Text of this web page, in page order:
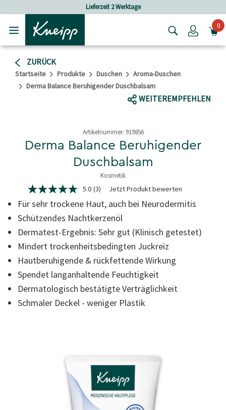
Lieferzeit 2 Werktage
Login0
ZURÜCK
Startseite Produkte Duschen
Aroma-Duschen
Derma Balance Beruhigender Duschbalsam
WEITEREMPFEHLEN
Artikelnummer: 919856
Derma Balance Beruhigender
Duschbalsam
Kosmetik
5 von 5 Sternen
5.0
von
5
Sternen,
der
Bewertung.
Read
3
Reviews.
Link
derselben
Seite.
5.0 (3) Jetzt Produkt bewerten
Für sehr trockene Haut, auch bei Neurodermitis
Schützendes Nachtkerzenöl
Dermatest-Ergebnis: Sehr gut (Klinisch getestet)
Mindert trockenheitsbedingten Juckreiz
Hautberuhigende & rückfettende Wirkung
Spendet langanhaltende Feuchtigkeit
Dermatologisch bestätigte Verträglichkeit
Schmaler Deckel - weniger Plastik